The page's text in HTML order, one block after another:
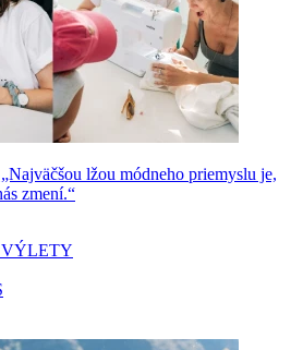
lžou módneho priemyslu je,
zmení.“